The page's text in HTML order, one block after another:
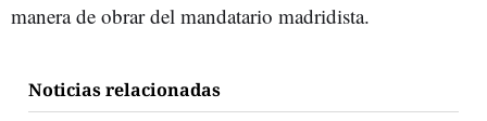
manera de obrar del mandatario madridista.
Noticias relacionadas